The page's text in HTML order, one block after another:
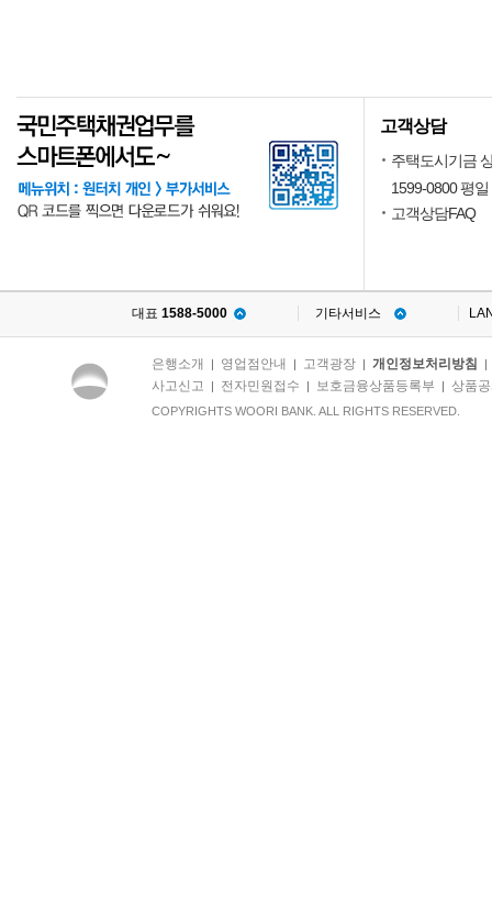
고객상담
주택도시기금
1599-0800 평
고객상담FAQ
대표 1588-5000 기타서비스
은행소개 | 영업점안내 | 고객광장| 개인정보처리방침
사고신고 | 전자민원접수 | 보호금융상품등록부 | 상품
COPYRIGHTS WOORI BANK. ALL RIGHTS RESERVED.